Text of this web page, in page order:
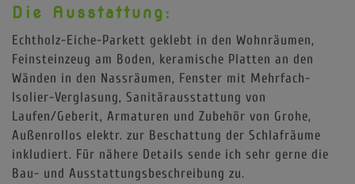
Die Ausstattung:
Echtholz-Eiche-Parkett geklebt in den Wohnräumen,
Feinsteinzeug am Boden, keramische Platten an den
Wänden in den Nassräumen, Fenster mit Mehrfach-
Isolier-Verglasung, Sanitärausstattung von
Laufen/Geberit, Armaturen und Zubehör von Grohe,
Außenrollos elektr. zur Beschattung der Schlafräume
inkludiert. Für nähere Details sende ich sehr gerne die
Bau- und Ausstattungsbeschreibung zu.